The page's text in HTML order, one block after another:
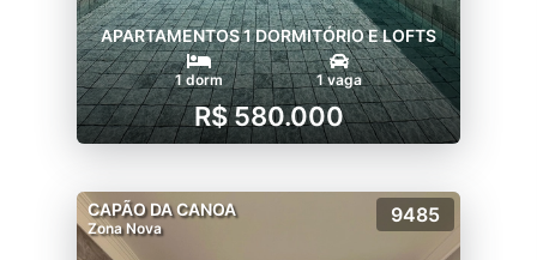
APARTAMENTOS 1 DORMITÓRIO E LOFTS
1 dorm 1 vaga
R$ 580.000
CAPÃO DA CANOA
Zona Nova
9485